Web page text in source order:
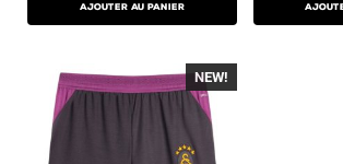
AJOUTER AU PANIER
NEW!